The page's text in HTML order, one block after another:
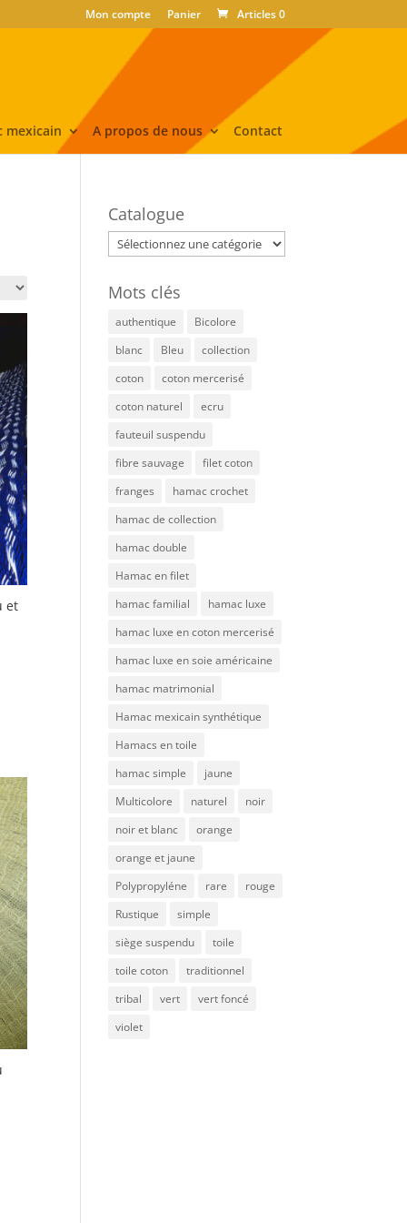
Mon compte Panier Articles 0
mexicain A propos de nous Contact
et
Catalogue
Mots clés
authentique
Bicolore
blanc
Bleu
collection
coton
coton mercerisé
coton naturel
ecru
fauteuil suspendu
fibre sauvage
filet coton
franges
hamac crochet
hamac de collection
hamac double
Hamac en filet
hamac familial
hamac luxe
hamac luxe en coton mercerisé
hamac luxe en soie américaine
hamac matrimonial
Hamac mexicain synthétique
Hamacs en toile
hamac simple
jaune
Multicolore
naturel
noir
noir et blanc
orange
orange et jaune
Polypropyléne
rare
rouge
Rustique
simple
siège suspendu
toile
toile coton
traditionnel
tribal
vert
vert foncé
violet